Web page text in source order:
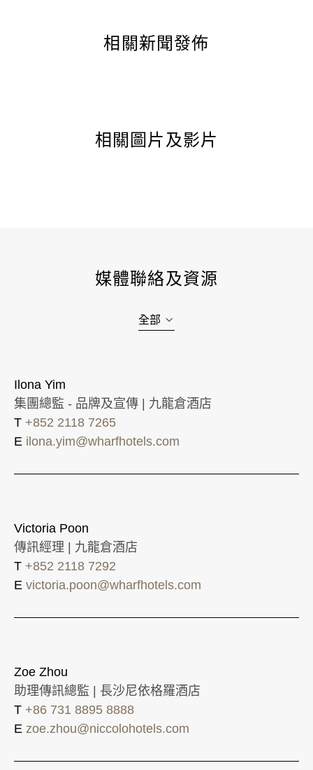
相關新聞發佈
相關圖片及影片
媒體聯絡及資源
全部
Ilona Yim
集團總監 - 品牌及宣傳 | 九龍倉酒店
T +852 2118 7265
E ilona.yim@wharfhotels.com
Victoria Poon
傳訊經理 | 九龍倉酒店
T +852 2118 7292
E victoria.poon@wharfhotels.com
Zoe Zhou
助理傳訊總監 | 長沙尼依格羅酒店
T +86 731 8895 8888
E zoe.zhou@niccolohotels.com